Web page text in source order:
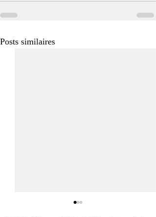
Posts similaires